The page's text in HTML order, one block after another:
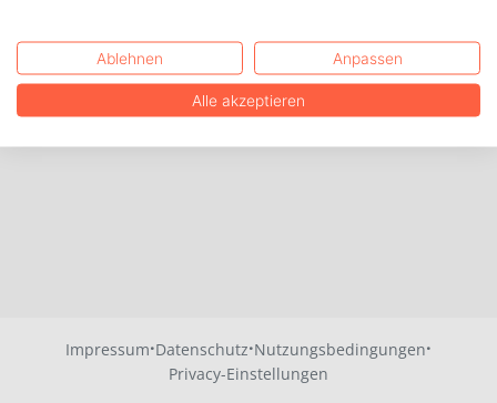
Impressum·Datenschutz·Nutzungsbedingungen·
Privacy-Einstellungen
Ablehnen Anpassen
Alle akzeptieren